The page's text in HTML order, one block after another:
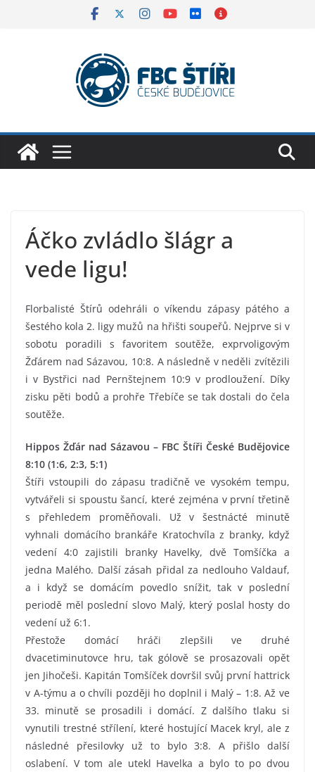
Áčko zvládlo šlágr a
vede ligu!
Florbalisté Štírů odehráli o víkendu zápasy pátého a
šestého kola 2. ligy mužů na hřišti soupeřů. Nejprve si v
sobotu poradili s favoritem soutěže, exprvoligovým
Žďárem nad Sázavou, 10:8. A následně v neděli zvítězili
i v Bystřici nad Pernštejnem 10:9 v prodloužení. Díky
zisku pěti bodů a prohře Třebíče se tak dostali do čela
soutěže.
Hippos Žďár nad Sázavou – FBC Štíři České Budějovice
8:10 (1:6, 2:3, 5:1)
Štíři vstoupili do zápasu tradičně ve vysokém tempu,
vytvářeli si spoustu šancí, které zejména v první třetině
s přehledem proměňovali. Už v šestnácté minutě
vyhnali domácího brankáře Kratochvíla z branky, když
vedení 4:0 zajistili branky Havelky, dvě Tomšíčka a
jedna Malého. Další zásah přidal za nedlouho Valdauf,
a i když se domácím povedlo snížit, tak v poslední
periodě měl poslední slovo Malý, který poslal hosty do
vedení už 6:1.
Přestože domácí hráči zlepšili ve druhé
dvacetiminutovce hru, tak gólově se prosazovali opět
jen Jihočeši. Kapitán Tomšíček dovršil svůj první hattrick
v A-týmu a o chvíli později ho doplnil i Malý – 1:8. Až ve
33. minutě se prosadili i domácí. Z dalšího tlaku si
vynutili trestné střílení, které hostující Macek kryl, ale z
následné přesilovky už to bylo 3:8. A přišlo další
oslabení. V tom ale utekl Havelka a bylo to po dvou